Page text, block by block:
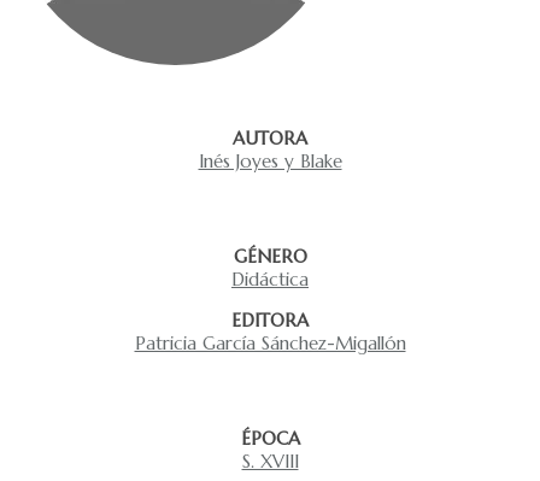
AUTORA
Inés Joyes y Blake
GÉNERO
Didáctica
EDITORA
Patricia García Sánchez-Migallón
ÉPOCA
S. XVIII